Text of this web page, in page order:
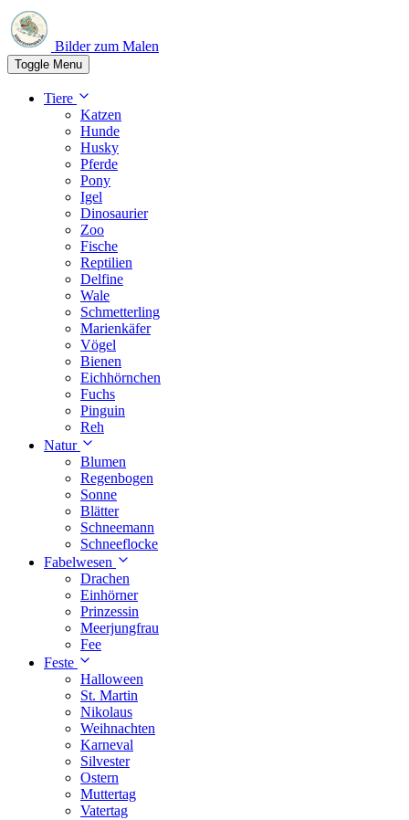
Bilder zum Malen
Toggle Menu
Tiere
Katzen
Hunde
Husky
Pferde
Pony
Igel
Dinosaurier
Zoo
Fische
Reptilien
Delfine
Wale
Schmetterling
Marienkäfer
Vögel
Bienen
Eichhörnchen
Fuchs
Pinguin
Reh
Natur
Blumen
Regenbogen
Sonne
Blätter
Schneemann
Schneeflocke
Fabelwesen
Drachen
Einhörner
Prinzessin
Meerjungfrau
Fee
Feste
Halloween
St. Martin
Nikolaus
Weihnachten
Karneval
Silvester
Ostern
Muttertag
Vatertag